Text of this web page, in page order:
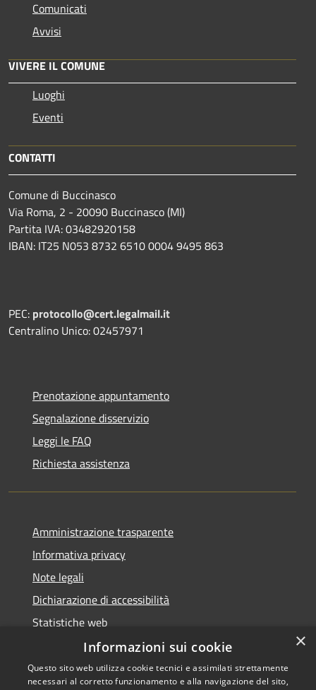
Comunicati
Avvisi
VIVERE IL COMUNE
Luoghi
Eventi
CONTATTI
Comune di Buccinasco
Via Roma, 2 - 20090 Buccinasco (MI)
Partita IVA: 03482920158
IBAN: IT25 N053 8732 6510 0004 9495 863
PEC: protocollo@cert.legalmail.it
Centralino Unico: 02457971
Prenotazione appuntamento
Segnalazione disservizio
Leggi le FAQ
Richiesta assistenza
Amministrazione trasparente
Informativa privacy
Note legali
Dichiarazione di accessibilità
Statistiche web
×
Informazioni sui cookie
Questo sito web utilizza cookie tecnici e assimilati strettamente
necessari al corretto funzionamento e alla navigazione del sito,